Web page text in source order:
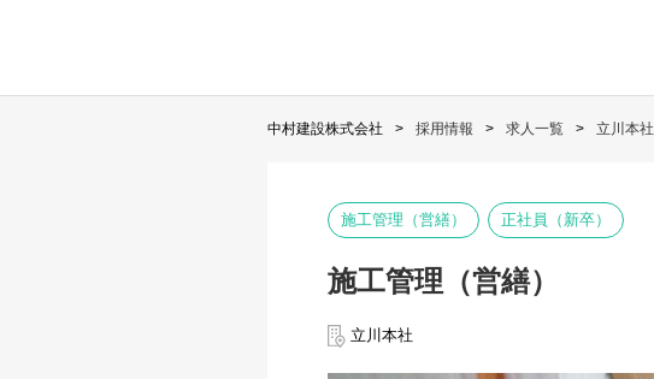
中村建設株式会社 採用情報 求人一覧 立川本社
施工管理（営繕） 正社員（新卒）
施工管理（営繕）
立川本社